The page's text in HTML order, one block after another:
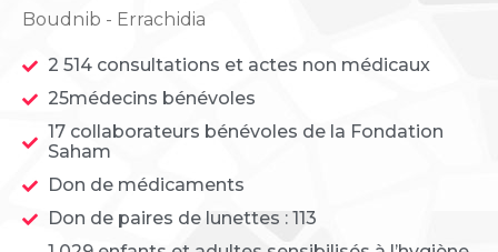
Boudnib - Errachidia
2 514 consultations et actes non médicaux
25médecins bénévoles
17 collaborateurs bénévoles de la Fondation
Saham
Don de médicaments
Don de paires de lunettes : 113